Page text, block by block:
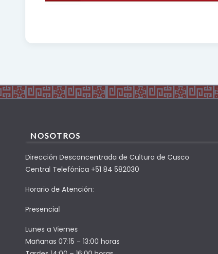
NOSOTROS
Dirección Desconcentrada de Cultura de Cusco
Central Telefónica +51 84 582030
Horario de Atención:
Presencial
Lunes a Viernes
Mañanas 07:15 – 13:00 horas